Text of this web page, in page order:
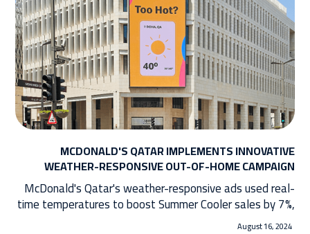
MCDONALD'S QATAR IMPLEMENTS INNOVATIVE
WEATHER-RESPONSIVE OUT-OF-HOME CAMPAIGN
McDonald's Qatar's weather-responsive ads used real-
time temperatures to boost Summer Cooler sales by 7%,
proving the power of innovative, contextual marketing.
August 16, 2024